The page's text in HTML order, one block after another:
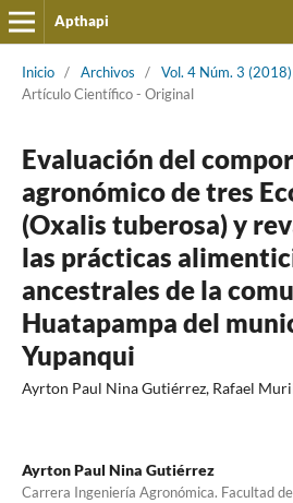
Apthapi
Inicio / Archivos / Vol. 4 Núm. 3 (2018)
Artículo Cientí­fico - Original
Evaluación del
agronómico de tres
(Oxalis tuberosa) y
las prácticas
ancestrales de la
Huatapampa del
Yupanqui
Ayrton Paul Nina Gutiérrez, Rafael
Ayrton Paul Nina Gutiérrez
Carrera Ingeniería Agronómica. Facultad